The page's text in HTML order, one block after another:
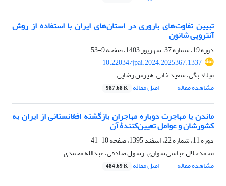
تبیین تفاوت‌های باروری در استان‌های ایران با استفاده از روش
آنتروپی شانون
دوره 19، شماره 37، شهریور 1403، صفحه
9-53
10.22034/jpai.2024.2025367.1337
میلاد بگی، سعید خانی، هیرش رضایی
مشاهده مقاله
اصل مقاله 987.68 K
ماندن یا مهاجرت دوباره مهاجران بازگشته افغانستانی از ایران به
کشورشان و عوامل تعیین‌کنندۀ آن
دوره 11، شماره 22، اسفند 1395، صفحه
10-41
محمدجلال عباسی شوازی، رسول صادقی، عبدالله محمدی
مشاهده مقاله
اصل مقاله 484.69 K